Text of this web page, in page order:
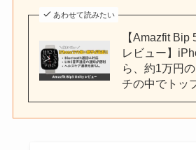
あわせて読みたい
【Amazfit
レビュー】
ら、約1万円
チの中でトッ